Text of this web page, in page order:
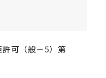
可（般－5）第